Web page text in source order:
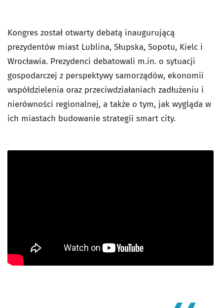
Kongres został otwarty debatą inaugurującą
prezydentów miast Lublina, Słupska, Sopotu, Kielc i
Wrocławia. Prezydenci debatowali m.in. o sytuacji
gospodarczej z perspektywy samorządów, ekonomii
współdzielenia oraz przeciwdziałaniach zadłużeniu i
nierówności regionalnej, a także o tym, jak wygląda w
ich miastach budowanie strategii smart city.